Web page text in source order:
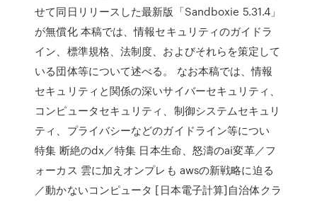
せて同日リリースした最新版「Sandboxie 5.31.4」
が無償化 本稿では、情報セキュリティのガイドラ
イン、標準規格、法制度、およびそれらを策定して
いる団体等について述べる。 なお本稿では、情報
セキュリティと関係の深いサイバーセキュリティ、
コンピュータセキュリティ、制御システムセキュリ
ティ、プライバシーなどのガイドライン等につい
特集 断絶のdx／特集 日本生命、怒濤のai変革／フ
ォーカス 雲に加えオンプレも awsの新戦略に迫る
／動かないコンピュータ [日本電子計算]自治体クラ